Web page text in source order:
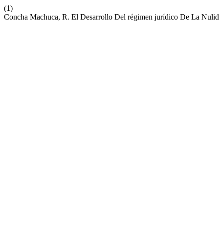
(1)
Concha Machuca, R. El Desarrollo Del régimen jurídico De La